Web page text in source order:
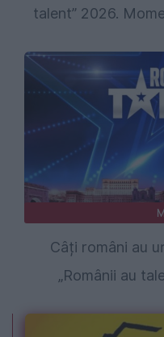
talent” 2026.
Câți români au
„Românii au